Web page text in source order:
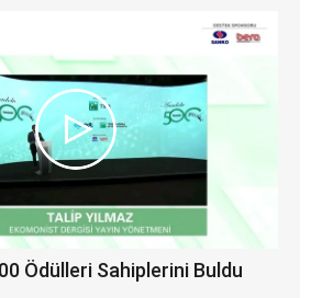
Ödülleri Sahiplerini Buldu